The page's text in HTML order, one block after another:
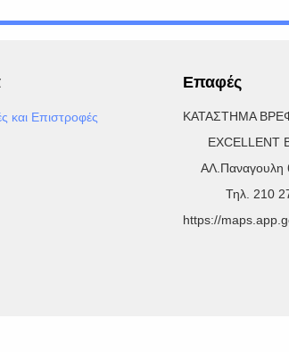
και Επιστροφές
Επαφές
ΚΑΤΑΣΤΗΜΑ
EXCELLENT
ΑΛ.Παναγουλη
Τηλ. 210
https://